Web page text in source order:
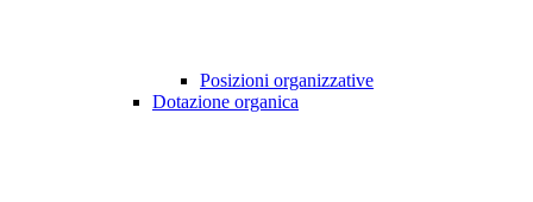
Posizioni organizzative
Dotazione organica